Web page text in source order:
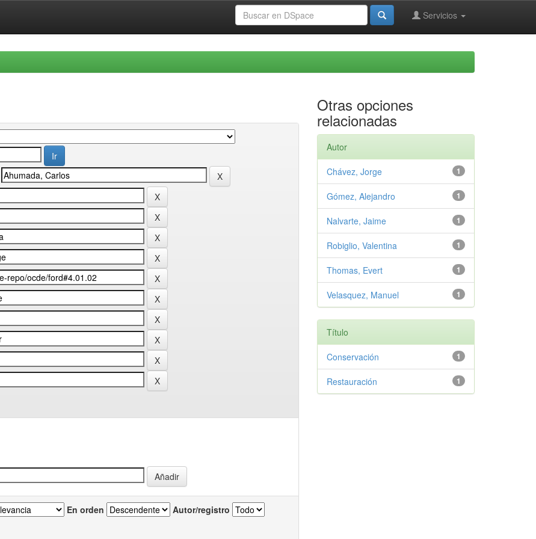
Servicios
En orden Autor/registro
Otras opciones
relacionadas
Autor
1
Chávez, Jorge
1
Gómez, Alejandro
1
Nalvarte, Jaime
1
Robiglio, Valentina
1
Thomas, Evert
1
Velasquez, Manuel
Título
1
Conservación
1
Restauración